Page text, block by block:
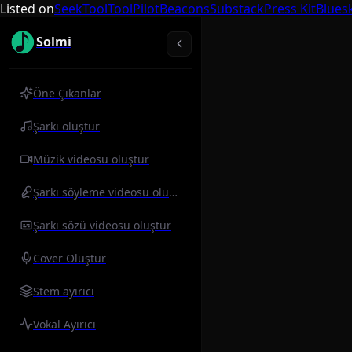
Listed onSeekToolToolPilotBeaconsSubstackPress Kit
Solmi
Öne Çıkanlar
Şarkı oluştur
Müzik videosu oluştur
Şarkı söyleme videosu oluştur
Şarkı sözü videosu oluştur
Cover Oluştur
Stem ayırıcı
Vokal Ayırıcı